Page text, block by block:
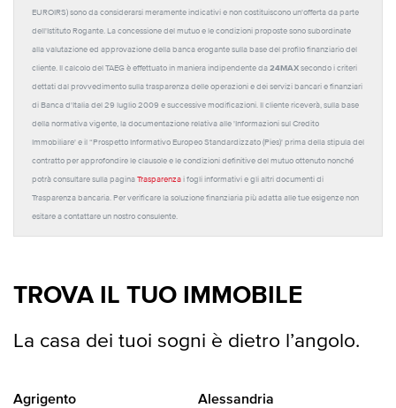
EUROIRS) sono da considerarsi meramente indicativi e non costituiscono un'offerta da parte
dell'Istituto Rogante. La concessione del mutuo e le condizioni proposte sono subordinate
alla valutazione ed approvazione della banca erogante sulla base del profilo finanziario del
cliente. Il calcolo del TAEG è effettuato in maniera indipendente da 24MAX secondo i criteri
dettati dal provvedimento sulla trasparenza delle operazioni e dei servizi bancari e finanziari
di Banca d'Italia del 29 luglio 2009 e successive modificazioni. Il cliente riceverà, sulla base
della normativa vigente, la documentazione relativa alle 'Informazioni sul Credito
Immobiliare' e il “Prospetto Informativo Europeo Standardizzato (Pies)' prima della stipula del
contratto per approfondire le clausole e le condizioni definitive del mutuo ottenuto nonché
potrà consultare sulla pagina Trasparenza i fogli informativi e gli altri documenti di
Trasparenza bancaria. Per verificare la soluzione finanziaria più adatta alle tue esigenze non
esitare a contattare un nostro consulente.
TROVA IL TUO IMMOBILE
La casa dei tuoi sogni è dietro l’angolo.
Agrigento Alessandria